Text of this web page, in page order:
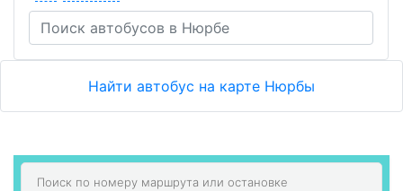
Найти автобус на карте Нюрбы